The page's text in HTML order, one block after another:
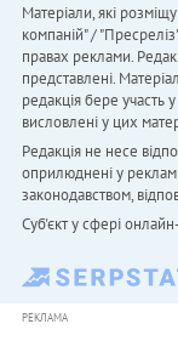
Матеріали, які
компаній" /
правах реклами.
представлені.
редакція бере участь
висловлені у цих
Редакція не несе
оприлюднені у
законодавством,
Cуб'єкт у сфері
РЕКЛАМА